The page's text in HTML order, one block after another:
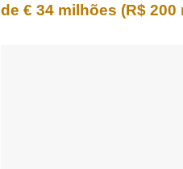
de € 34 milhões (R$